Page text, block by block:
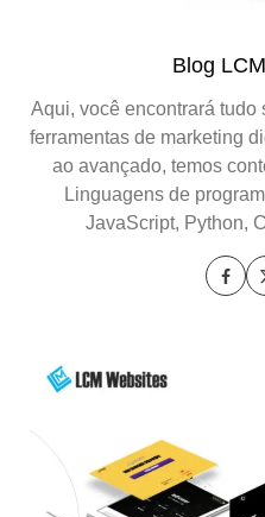
Blog
Aqui, você encontrará
ferramentas de marketing
ao avançado, temos
Linguagens de
JavaScript, Python,